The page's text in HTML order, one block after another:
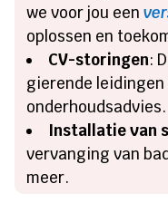
we voor jou een
oplossen en
CV-storingen:
gierende
onderhoudsadvies.
Installatie van
vervanging van
meer.